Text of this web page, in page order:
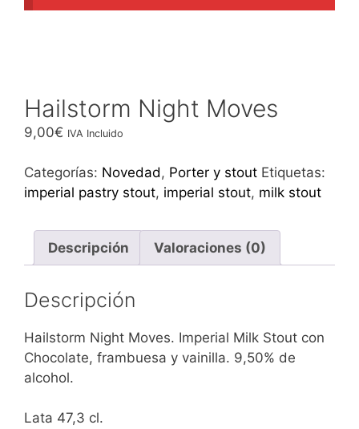
Hailstorm Night Moves
9,00€ IVA Incluido
Categorías: Novedad, Porter y stout Etiquetas:
imperial pastry stout, imperial stout, milk stout
Descripción Valoraciones (0)
Descripción
Hailstorm Night Moves. Imperial Milk Stout con
Chocolate, frambuesa y vainilla. 9,50% de
alcohol.
Lata 47,3 cl.